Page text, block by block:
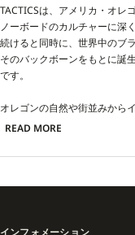
TACTICSは、アメリカ・オレ
ノーボードのカルチャーに深
続けると同時に、世界中のブ
そのバックボーンをもとに誕
です。
オレゴンの自然や街並みから
スタイルに対応する機能性を
がらもグローバルに通じる」
また、HUF、HEROIN
READ MORE